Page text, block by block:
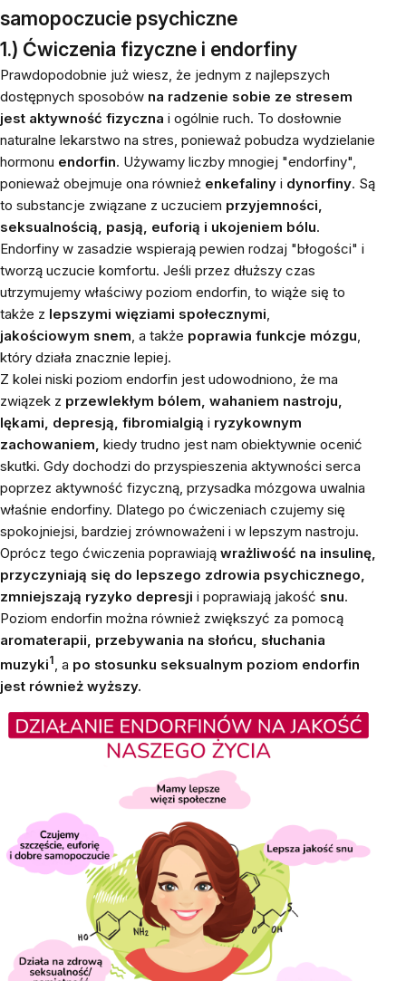
samopoczucie psychiczne
1.) Ćwiczenia fizyczne i endorfiny
Prawdopodobnie już wiesz, że jednym z najlepszych
dostępnych sposobów na radzenie sobie ze stresem
jest aktywność fizyczna i ogólnie ruch. To dosłownie
naturalne lekarstwo na stres, ponieważ pobudza wydzielanie
hormonu endorfin. Używamy liczby mnogiej "endorfiny",
ponieważ obejmuje ona również enkefaliny i dynorfiny. Są
to substancje związane z uczuciem przyjemności,
seksualnością, pasją, euforią i ukojeniem bólu.
Endorfiny w zasadzie wspierają pewien rodzaj "błogości" i
tworzą uczucie komfortu. Jeśli przez dłuższy czas
utrzymujemy właściwy poziom endorfin, to wiąże się to
także z lepszymi więziami społecznymi,
jakościowym snem, a także poprawia funkcje mózgu,
który działa znacznie lepiej.
Z kolei niski poziom endorfin jest udowodniono, że ma
związek z przewlekłym bólem, wahaniem nastroju,
lękami, depresją, fibromialgią i ryzykownym
zachowaniem, kiedy trudno jest nam obiektywnie ocenić
skutki. Gdy dochodzi do przyspieszenia aktywności serca
poprzez aktywność fizyczną, przysadka mózgowa uwalnia
właśnie endorfiny. Dlatego po ćwiczeniach czujemy się
spokojniejsi, bardziej zrównoważeni i w lepszym nastroju.
Oprócz tego ćwiczenia poprawiają wrażliwość na insulinę,
przyczyniają się do lepszego zdrowia psychicznego,
zmniejszają ryzyko depresji i poprawiają jakość snu.
Poziom endorfin można również zwiększyć za pomocą
aromaterapii, przebywania na słońcu, słuchania
muzyki1, a po stosunku seksualnym poziom endorfin
jest również wyższy.